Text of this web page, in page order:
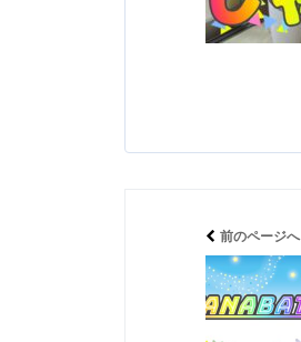
前のページへ